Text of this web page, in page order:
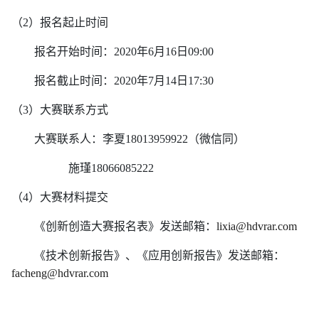
（2）报名起止时间
报名开始时间： 2020年6月16日09:00
报名截止时间： 2020年7月14日17:30
（3）大赛联系方式
大赛联系人：李夏18013959922 （微信同）
施瑾18066085222
（4）大赛材料提交
《创新创造大赛报名表》发送邮箱： lixia@hdvrar.com
《技术创新报告》、《应用创新报告》发送邮箱：
facheng@hdvrar.com